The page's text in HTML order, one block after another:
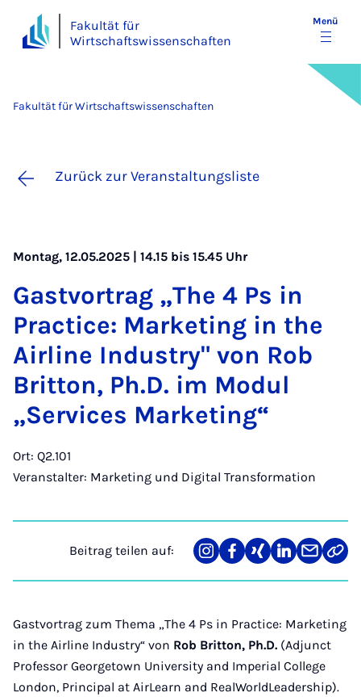
Fakultät für
Wirtschaftswissenschaften
Menü
Fakultät für Wirtschaftswissenschaften
Zurück zur Veranstaltungsliste
Montag, 12.05.2025 | 14.15 bis 15.45 Uhr
Gast­vor­trag „The 4 Ps in
Prac­ti­ce: Mar­ke­ting in the
Air­li­ne In­dus­try" von Rob
Brit­ton, Ph.D. im Mo­dul
„Ser­vices Mar­ke­ting“
Ort: Q2.101
Veranstalter: Marketing und Digital Transformation
Beitrag teilen auf:
Teilen
auf
Teilen
auf
Teilen
auf
Teilen
auf
Teilen
über
Mail
Link
Gastvortrag zum Thema „The 4 Ps in Practice: Marketing
in the Airline Industry“ von Rob Britton, Ph.D. (Adjunct
Professor Georgetown University and Imperial College
London, Principal at AirLearn and RealWorldLeadership).